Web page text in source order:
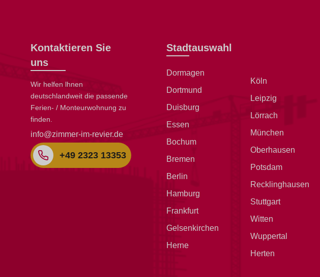
Kontaktieren Sie
uns
Wir helfen lhnen
deutschlandweit die passende
Ferien- / Monteurwohnung zu
finden.
info@zimmer-im-revier.de
+49 2323 13353
Stadtauswahl
Dormagen
Dortmund
Duisburg
Essen
Bochum
Bremen
Berlin
Hamburg
Frankfurt
Gelsenkirchen
Herne
Köln
Leipzig
Lörrach
München
Oberhausen
Potsdam
Recklinghausen
Stuttgart
Witten
Wuppertal
Herten